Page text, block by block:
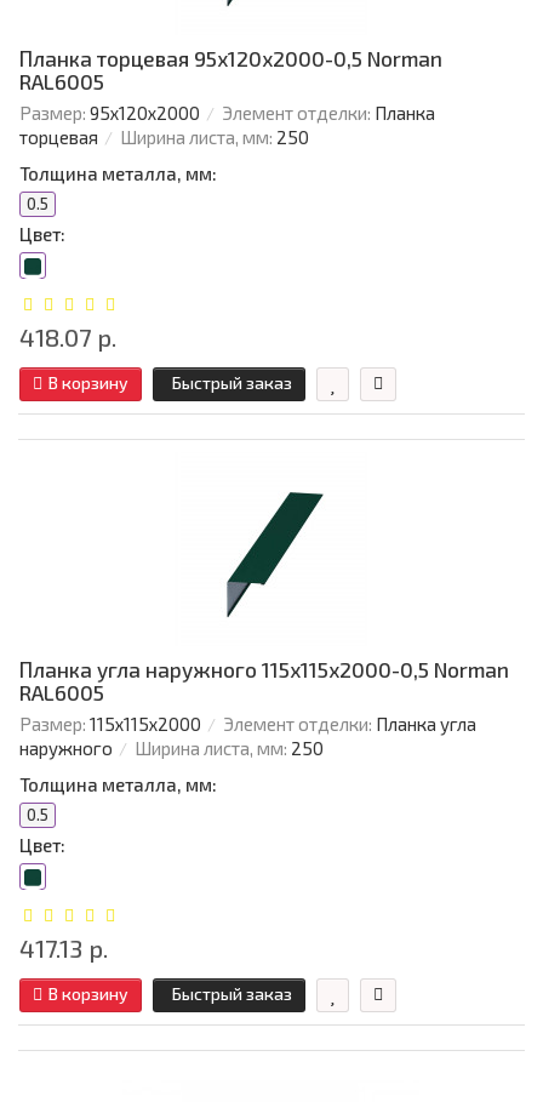
Планка торцевая 95х120х2000-0,5 Norman
RAL6005
Размер: 95х120х2000 Элемент отделки: Планка
торцевая
Ширина листа, мм: 250
Толщина металла, мм:
0.5
Цвет:
418.07 р.
В корзину Быстрый заказ
Планка угла наружного 115х115х2000-0,5 Norman
RAL6005
Размер: 115х115х2000 Элемент отделки: Планка угла
наружного
Ширина листа, мм: 250
Толщина металла, мм:
0.5
Цвет:
417.13 р.
В корзину Быстрый заказ